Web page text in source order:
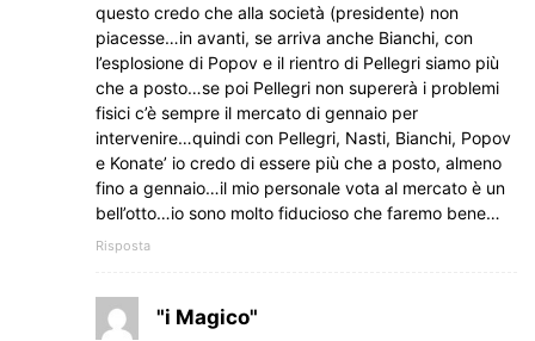
questo credo che alla società (presidente) non
piacesse…in avanti, se arriva anche Bianchi, con
l’esplosione di Popov e il rientro di Pellegri siamo più
che a posto…se poi Pellegri non supererà i problemi
fisici c’è sempre il mercato di gennaio per
intervenire…quindi con Pellegri, Nasti, Bianchi, Popov
e Konate’ io credo di essere più che a posto, almeno
fino a gennaio…il mio personale vota al mercato è un
bell’otto…io sono molto fiducioso che faremo bene…
Risposta
"i Magico"